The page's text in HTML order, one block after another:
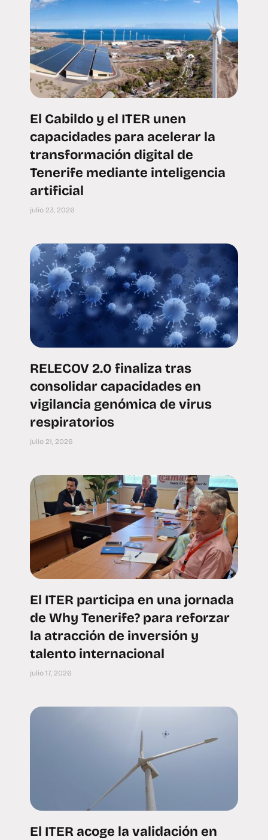
El Cabildo y el ITER unen
capacidades para acelerar la
transformación digital de
Tenerife mediante inteligencia
artificial
julio 23, 2026
RELECOV 2.0 finaliza tras
consolidar capacidades en
vigilancia genómica de virus
respiratorios
julio 21, 2026
El ITER participa en una jornada
de Why Tenerife? para reforzar
la atracción de inversión y
talento internacional
julio 17, 2026
El ITER acoge la validación en